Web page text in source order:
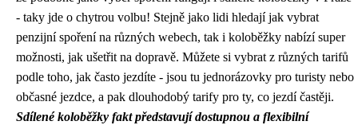
- taky jde o chytrou volbu! Stejně jako lidi hledajíjak vybrat
penzijní spořenína různých webech, tak i koloběžky nabízí super
možnosti, jak ušetřit na dopravě. Můžete si vybrat z různých tarifů
podle toho, jak často jezdíte - jsou tu jednorázovky pro turisty nebo
občasné jezdce, a pak dlouhodobý tarify pro ty, co jezdí častěji.
Sdílené koloběžky fakt představují dostupnou a flexibilní